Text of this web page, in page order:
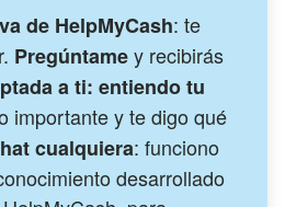
de HelpMyCash: te
Pregúntamey recibirás
a ti: entiendo tu
importante y te digo qué
cualquiera: funciono
desarrollado